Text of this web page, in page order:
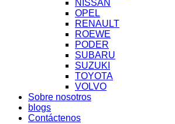
NISSAN
OPEL
RENAULT
ROEWE
PODER
SUBARU
SUZUKI
TOYOTA
VOLVO
Sobre nosotros
blogs
Contáctenos